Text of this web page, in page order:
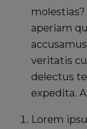
aperiam
veritatis
delectus
expedita.
Lorem